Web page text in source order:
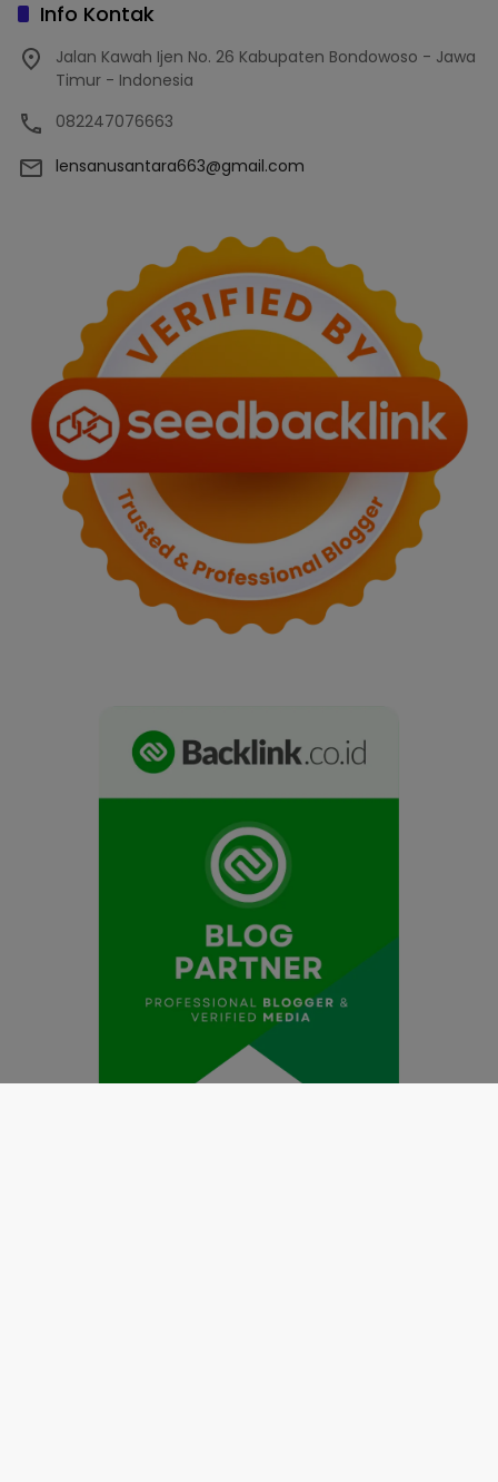
Info Kontak
Jalan Kawah Ijen No. 26 Kabupaten Bondowoso - Jawa
Timur - Indonesia
082247076663
lensanusantara663@gmail.com